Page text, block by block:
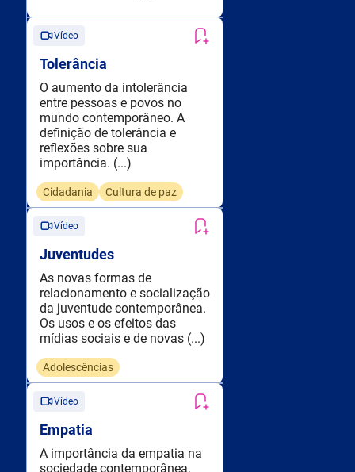
Vídeo
Tolerância
O aumento da intolerância
entre pessoas e povos no
mundo contemporâneo. A
definição de tolerância e
reflexões sobre sua
importância. (...)
Cidadania Cultura de paz
Vídeo
Juventudes
As novas formas de
relacionamento e socialização
da juventude contemporânea.
Os usos e os efeitos das
mídias sociais e de novas (...)
Adolescências
Vídeo
Empatia
A importância da empatia na
sociedade contemporânea.